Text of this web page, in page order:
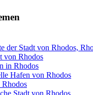
der Stadt von Rhodos,
von Rhodos
in Rhodos
Hafen von Rhodos
Stadt von Rhodos